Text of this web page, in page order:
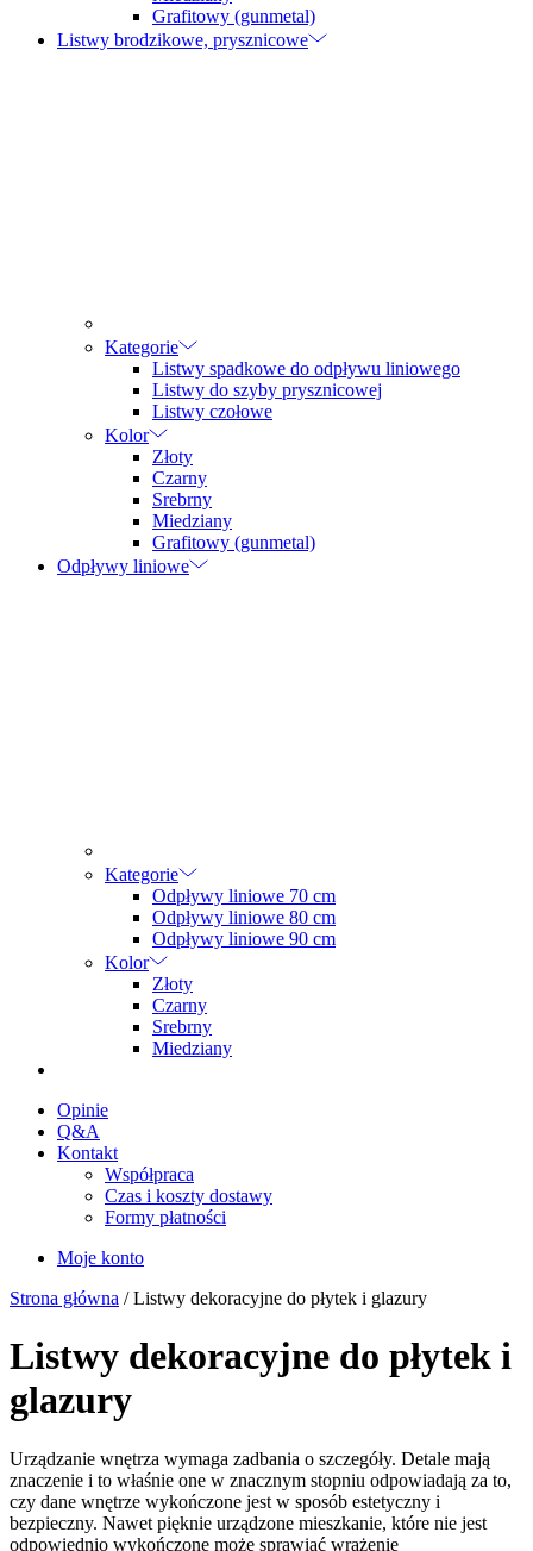
Grafitowy (gunmetal)
Listwy brodzikowe, prysznicowe
Kategorie
Listwy spadkowe do odpływu liniowego
Listwy do szyby prysznicowej
Listwy czołowe
Kolor
Złoty
Czarny
Srebrny
Miedziany
Grafitowy (gunmetal)
Odpływy liniowe
Kategorie
Odpływy liniowe 70 cm
Odpływy liniowe 80 cm
Odpływy liniowe 90 cm
Kolor
Złoty
Czarny
Srebrny
Miedziany
Opinie
Q&A
Kontakt
Współpraca
Czas i koszty dostawy
Formy płatności
Moje konto
Strona główna / Listwy dekoracyjne do płytek i glazury
Listwy dekoracyjne do płytek i
glazury
Urządzanie wnętrza wymaga zadbania o szczegóły. Detale mają
znaczenie i to właśnie one w znacznym stopniu odpowiadają za to,
czy dane wnętrze wykończone jest w sposób estetyczny i
bezpieczny. Nawet pięknie urządzone mieszkanie, które nie jest
odpowiednio wykończone może sprawiać wrażenie